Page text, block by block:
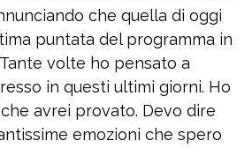
che quella di oggi
puntata del programma in
volte ho pensato a
in questi ultimi giorni. Ho
avrei provato. Devo dire
emozioni che spero